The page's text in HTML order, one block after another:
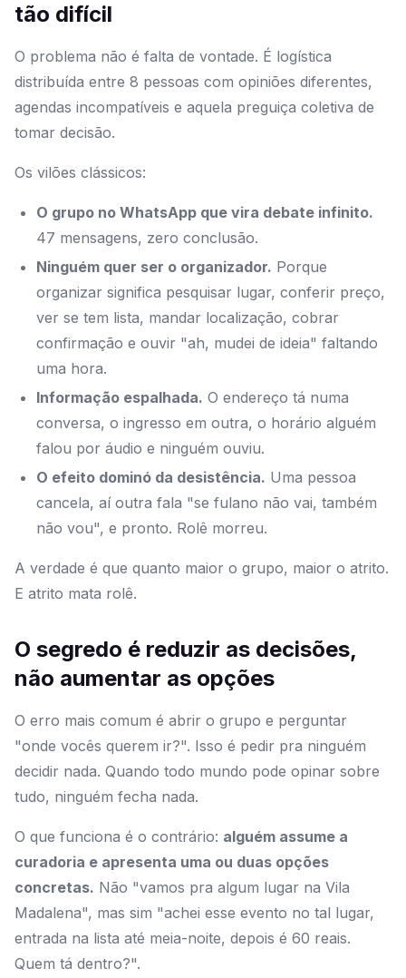
tão difícil
O problema não é falta de vontade. É logística
distribuída entre 8 pessoas com opiniões diferentes,
agendas incompatíveis e aquela preguiça coletiva de
tomar decisão.
Os vilões clássicos:
O grupo no WhatsApp que vira debate infinito.
47 mensagens, zero conclusão.
Ninguém quer ser o organizador. Porque
organizar significa pesquisar lugar, conferir preço,
ver se tem lista, mandar localização, cobrar
confirmação e ouvir "ah, mudei de ideia" faltando
uma hora.
Informação espalhada. O endereço tá numa
conversa, o ingresso em outra, o horário alguém
falou por áudio e ninguém ouviu.
O efeito dominó da desistência. Uma pessoa
cancela, aí outra fala "se fulano não vai, também
não vou", e pronto. Rolê morreu.
A verdade é que quanto maior o grupo, maior o atrito.
E atrito mata rolê.
O segredo é reduzir as decisões,
não aumentar as opções
O erro mais comum é abrir o grupo e perguntar
"onde vocês querem ir?". Isso é pedir pra ninguém
decidir nada. Quando todo mundo pode opinar sobre
tudo, ninguém fecha nada.
O que funciona é o contrário: alguém assume a
curadoria e apresenta uma ou duas opções
concretas. Não "vamos pra algum lugar na Vila
Madalena", mas sim "achei esse evento no tal lugar,
entrada na lista até meia-noite, depois é 60 reais.
Quem tá dentro?".